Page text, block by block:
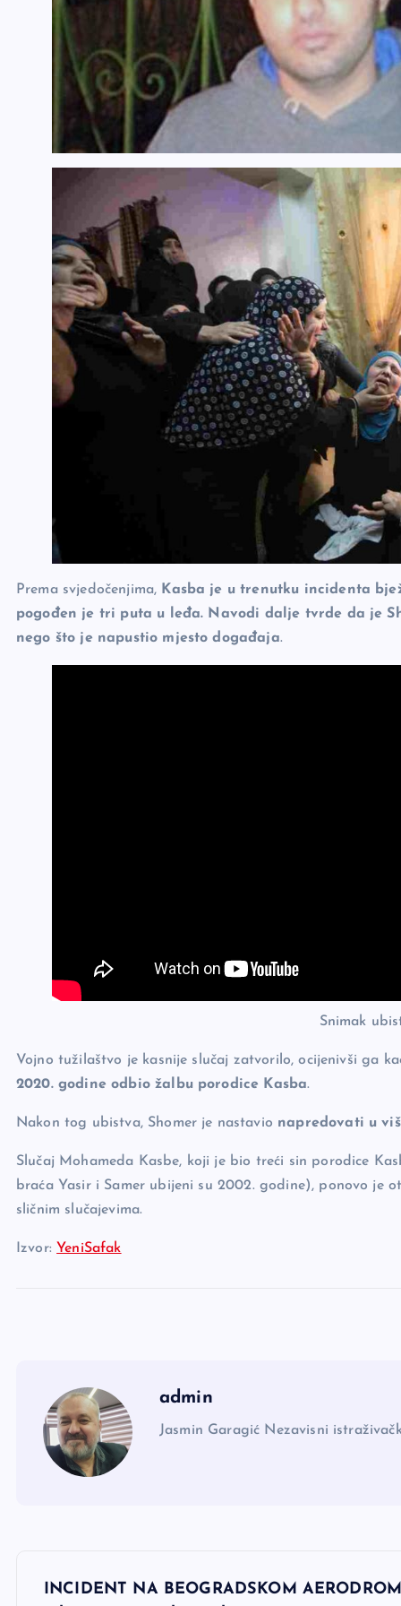
Prema svjedočenjima, Kasba je u trenutku incidenta
pogođen je tri puta u leđa. Navodi dalje tvrde da je
nego što je napustio mjesto događaja.
Snimak
Vojno tužilaštvo je kasnije slučaj zatvorilo, ocijenivši ga
2020. godine odbio žalbu porodice Kasba.
Nakon tog ubistva, Shomer je nastavio napredovati u
Slučaj Mohameda Kasbe, koji je bio treći sin porodice
braća Yasir i Samer ubijeni su 2002. godine), ponovo
sličnim slučajevima.
Izvor: YeniSafak
admin
Jasmin Garagić Nezavisni
NINCIDENT NA BEOGRADSKOM